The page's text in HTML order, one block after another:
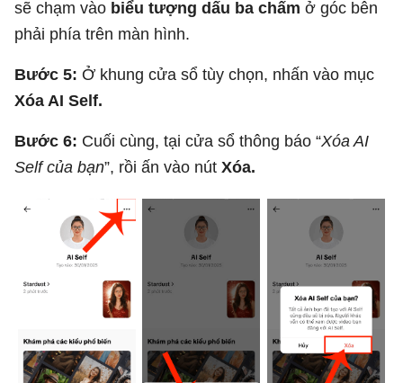
sẽ chạm vào biểu tượng dấu ba chấm ở góc bên
phải phía trên màn hình.
Bước 5: Ở khung cửa sổ tùy chọn, nhấn vào mục
Xóa AI Self.
Bước 6: Cuối cùng, tại cửa sổ thông báo “Xóa AI
Self của bạn”, rồi ấn vào nút Xóa.